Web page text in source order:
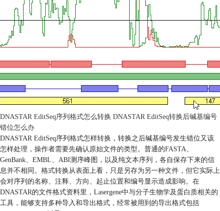
DNASTAR EditSeq序列格式怎么转换 DNASTAR EditSeq转换后碱基编号
错位怎么办
DNASTAR EditSeq序列格式怎样转换，转换之后碱基编号发生错位又该
怎样处理，操作者需要先确认原始文件的类型。普通的FASTA、
GenBank、EMBL、ABI测序峰图，以及纯文本序列，各自保存下来的信
息并不相同。格式转换从表面上看，只是另存为另一种文件，但它实际上
会对序列的名称、注释、方向、起止位置和编号显示造成影响。在
DNASTAR的文件格式资料里，Lasergene中与分子生物学及蛋白质相关的
工具，能够支持多种导入和导出格式，经常被用到的导出格式包括